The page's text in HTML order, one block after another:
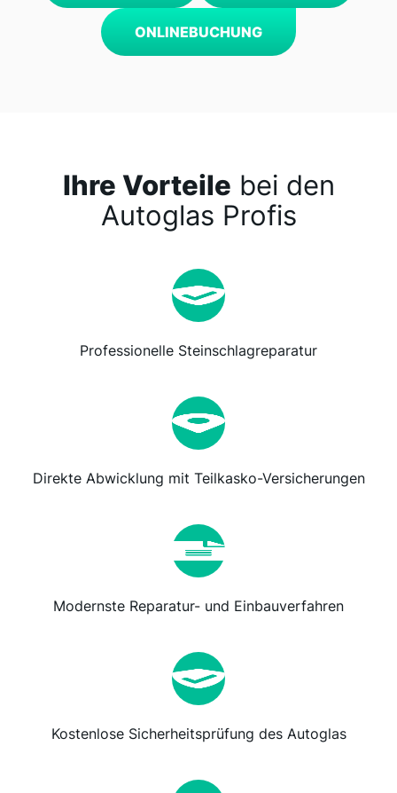
ONLINEBUCHUNG
Ihre Vorteile bei den
Autoglas Profis
Professionelle Steinschlagreparatur
Direkte Abwicklung mit Teilkasko-Versicherungen
Modernste Reparatur- und Einbauverfahren
Kostenlose Sicherheitsprüfung des Autoglas